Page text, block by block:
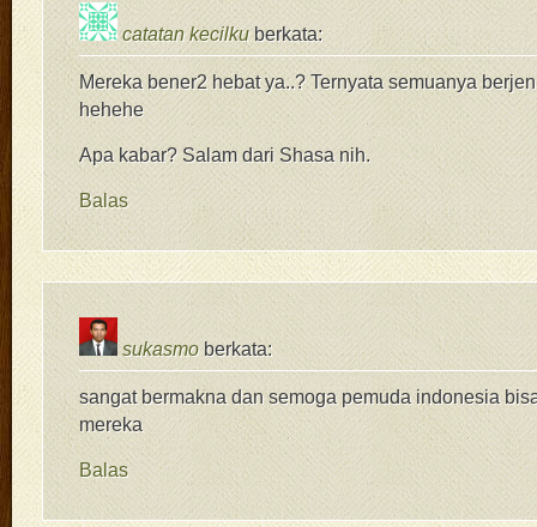
catatan kecilku berkata:
Mereka bener2 hebat ya..? Ternyata semuanya
hehehe
Apa kabar? Salam dari Shasa nih.
Balas
sukasmo berkata:
sangat bermakna dan semoga pemuda indonesia
mereka
Balas